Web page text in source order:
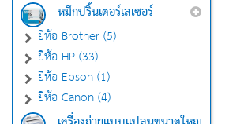
หมึกปริ้นเตอร์เลเซอร์
ยี่ห้อ Brother (5)
ยี่ห้อ HP (33)
ยี่ห้อ Epson (1)
ยี่ห้อ Canon (4)